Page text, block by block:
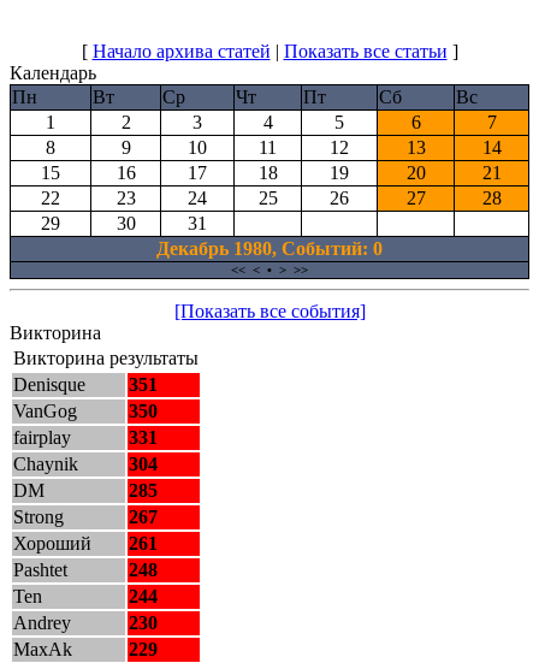
[ Начало архива статей | Показать все статьи ]
Календарь
Пн
Вт Ср Чт Пт Сб
Вс
1
2 3 4 5 6
7
8
9 10 11 12 13
14
15
16 17 18 19 20
21
22
23 24 25 26 27
28
29
30
31
Декабрь 1980, Cобытий: 0
<< < • > >>
[Показать все события]
Викторина
Викторина результаты
Denisque
351
VanGog
350
fairplay
331
Chaynik
304
DM
285
Strong
267
Хороший
261
Pashtet
248
Ten
244
Andrey
230
MaxAk
229